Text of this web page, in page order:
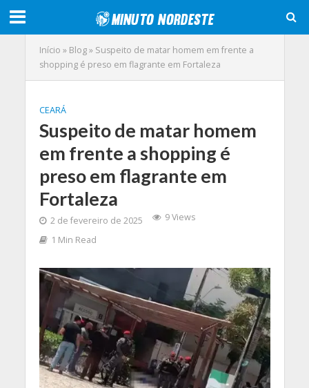
Início » Blog» Suspeito de matar homem em frente a
shopping é preso em flagrante em Fortaleza
CEARÁ
Suspeito de matar homem
em frente a shopping é
preso em flagrante em
Fortaleza
2 de fevereiro de 2025
9 Views
1 Min Read